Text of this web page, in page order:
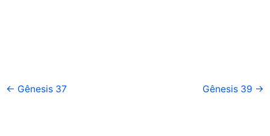
← Gênesis 37 Gênesis 39 →